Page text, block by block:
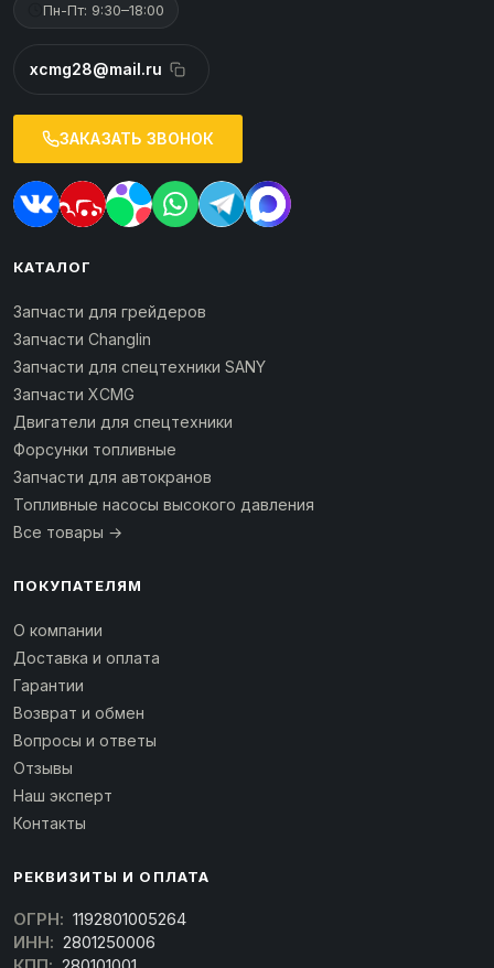
Пн-Пт: 9:30–18:00
xcmg28@mail.ru
ЗАКАЗАТЬ ЗВОНОК
КАТАЛОГ
Запчасти для грейдеров
Запчасти Changlin
Запчасти для спецтехники SANY
Запчасти XCMG
Двигатели для спецтехники
Форсунки топливные
Запчасти для автокранов
Топливные насосы высокого давления
Все товары →
ПОКУПАТЕЛЯМ
О компании
Доставка и оплата
Гарантии
Возврат и обмен
Вопросы и ответы
Отзывы
Наш эксперт
Контакты
РЕКВИЗИТЫ И ОПЛАТА
ОГРН: 1192801005264
ИНН: 2801250006